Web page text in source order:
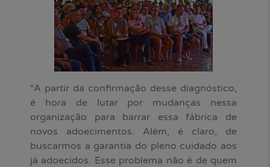
“A partir da confirmação desse diagnóstico,
é hora de lutar por mudanças nessa
organização para barrar essa fábrica de
novos adoecimentos. Além, é claro, de
buscarmos a garantia do pleno cuidado aos
já adoecidos. Esse problema não é de quem